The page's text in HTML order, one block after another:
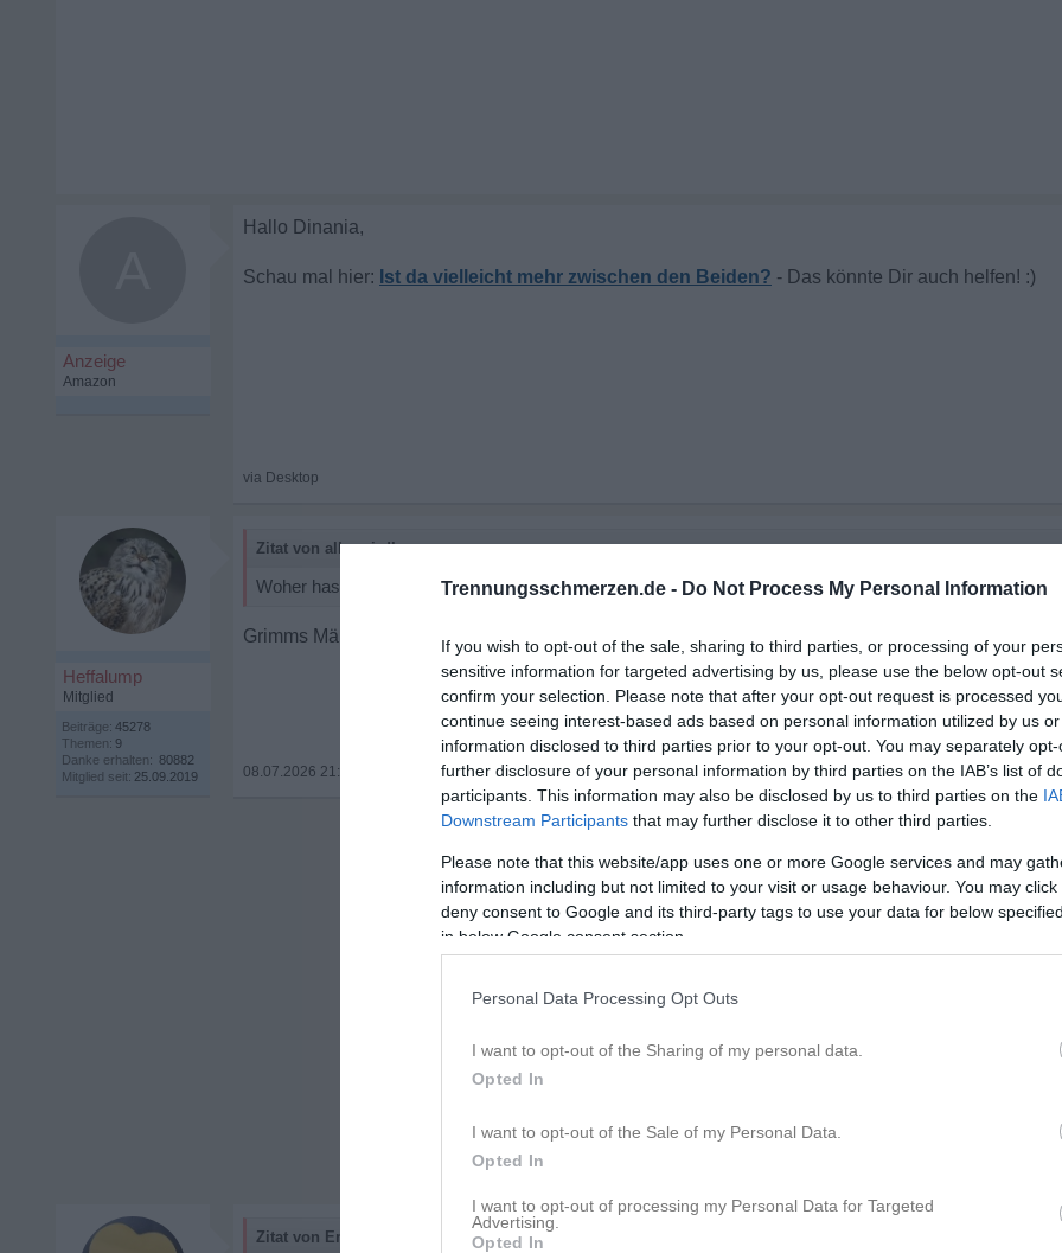
Trennungsschmerzen.de - Do Not Process My Personal Information
If you wish to opt-out of the sale, sharing to third parties, or processing of your
sensitive information for targeted advertising by us, please use the below opt-out
confirm your selection. Please note that after your opt-out request is processed
continue seeing interest-based ads based on personal information utilized by us
information disclosed to third parties prior to your opt-out. You may separately
further disclosure of your personal information by third parties on the IAB’s list of
participants. This information may also be disclosed by us to third parties on the
Downstream Participants that may further disclose it to other third parties.
Please note that this website/app uses one or more Google services and may
information including but not limited to your visit or usage behaviour. You may
deny consent to Google and its third-party tags to use your data for below
in below Google consent section.
Personal Data Processing Opt Outs
I want to opt-out of the Sharing of my personal data.
Opted In
I want to opt-out of the Sale of my Personal Data.
Opted In
I want to opt-out of processing my Personal Data for Targeted
Advertising.
Opted In
Ist da vielleicht mehr zwischen den Beiden?
Heffalump
Mitglied
Beiträge: 45278
Themen: 9
Danke erhalten: 80882
Mitglied seit: 25.09.2019
Zitat von alleswirdbesser:
Woher hast du diese Info?
Grimms Märchen
08.07.2026 21:03
Zitat von Ema: